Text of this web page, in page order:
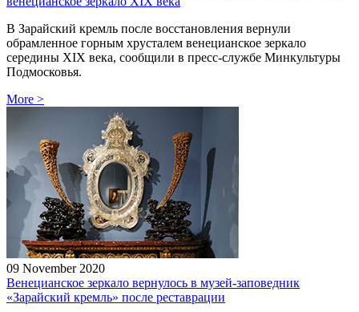
В Зарайский кремль после восстановления вернули
обрамленное горным хрусталем венецианское зеркало
середины XIX века, сообщили в пресс-службе Минкультуры
Подмосковья.
More >
09 November 2020
Венецианское зеркало вернулось в музей‐заповедник
«Зарайский кремль» после реставрации